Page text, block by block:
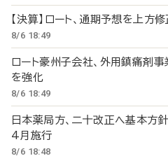
【決算】ロート、通期予想を上
8/6 18:49
ロート豪州子会社、外用鎮痛剤
を強化
8/6 18:49
日本薬局方、二十改正へ基本
4月施行
8/6 18:48